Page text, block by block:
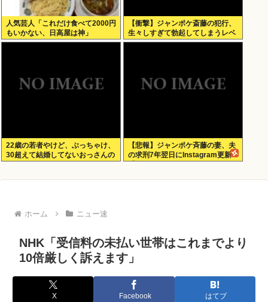
人気芸人「これだけ食べて2000円
もいかない、日高屋は神」
【衝撃】ジャンポケ斎藤の犯行、
生々しすぎて勃起してしまうレベ
ルwww
22歳の若者やけど、ぶっちゃけ、
30超えて結婚してないおっさんの
【悲報】ジャンポケ斉藤の妻、夫
の求刑7年翌日にInstagram更新
ホーム ニュー速
NHK「受信料の未払い世帯はこれまでより
10倍厳しく訴えます」
X Facebook はてブ